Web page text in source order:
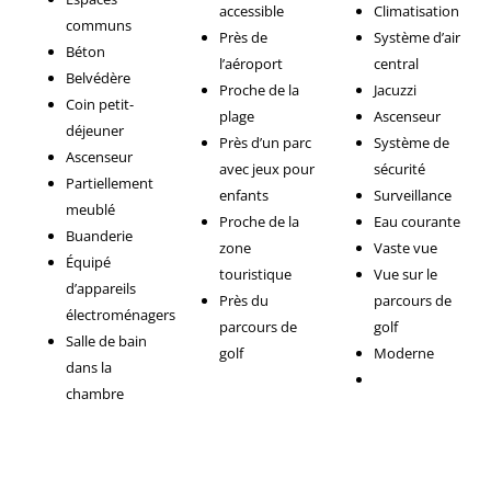
communs
Béton
Belvédère
Coin petit-
déjeuner
Ascenseur
Partiellement
meublé
Buanderie
Équipé
d’appareils
électroménagers
Salle de bain
dans la
chambre
accessible
Près de
l’aéroport
Proche de la
plage
Près d’un parc
avec jeux pour
enfants
Proche de la
zone
touristique
Près du
parcours de
golf
Climatisation
Système d’air
central
Jacuzzi
Ascenseur
Système de
sécurité
Surveillance
Eau courante
Vaste vue
Vue sur le
parcours de
golf
Moderne